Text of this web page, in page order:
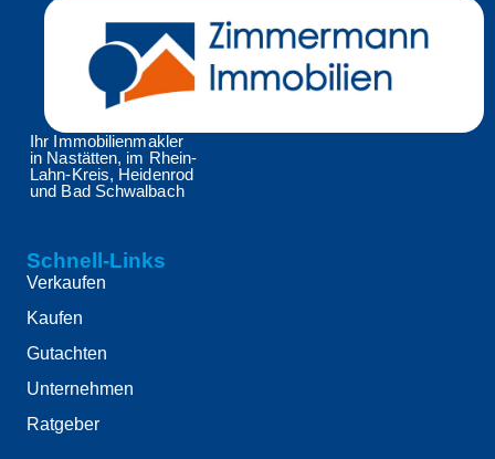
Ihr Immobilienmakler
in Nastätten, im Rhein-
Lahn-Kreis, Heidenrod
und Bad Schwalbach
Schnell-Links
Verkaufen
Kaufen
Gutachten
Unternehmen
Ratgeber